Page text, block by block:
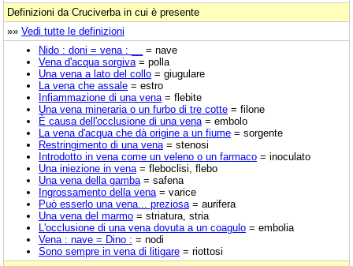
Definizioni da Cruciverba in cui è presente
»» Vedi tutte le definizioni
Nido : doni = vena : __
= nave
Vena d'acqua sorgiva = polla
Una vena a lato del collo = giugulare
La vena che assale = estro
Infiammazione di una vena = flebite
Una vena mineraria o un furbo di tre cotte = filone
È causa dell'occlusione di una vena = embolo
La vena d'acqua che dà origine a un fiume = sorgente
Restringimento di una vena = stenosi
Introdotto in vena come un veleno o un farmaco = inoculato
Una iniezione in vena = fleboclisi, flebo
Una vena della gamba = safena
Ingrossamento della vena = varice
Può esserlo una vena... preziosa = aurifera
Una vena del marmo = striatura, stria
L'occlusione di una vena dovuta a un coagulo = embolia
Vena : nave = Dino : = nodi
Sono sempre in vena di litigare = riottosi